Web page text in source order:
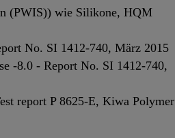
(PWIS)) wie Silikone, HQM
No. SI 1412-740, März 2015
-8.0 - Report No. SI 1412-740,
report P 8625-E, Kiwa Polymer